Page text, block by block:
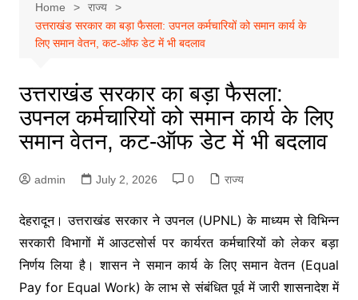
Home
राज्य
उत्तराखंड सरकार का बड़ा फैसला: उपनल कर्मचारियों को समान कार्य के
लिए समान वेतन, कट-ऑफ डेट में भी बदलाव
उत्तराखंड सरकार का बड़ा फैसला:
उपनल कर्मचारियों को समान कार्य के लिए
समान वेतन, कट-ऑफ डेट में भी बदलाव
admin July 2, 2026 0 राज्य
देहरादून। उत्तराखंड सरकार ने उपनल (UPNL) के माध्यम से विभिन्न
सरकारी विभागों में आउटसोर्स पर कार्यरत कर्मचारियों को लेकर बड़ा
निर्णय लिया है। शासन ने समान कार्य के लिए समान वेतन (Equal
Pay for Equal Work) के लाभ से संबंधित पूर्व में जारी शासनादेश में